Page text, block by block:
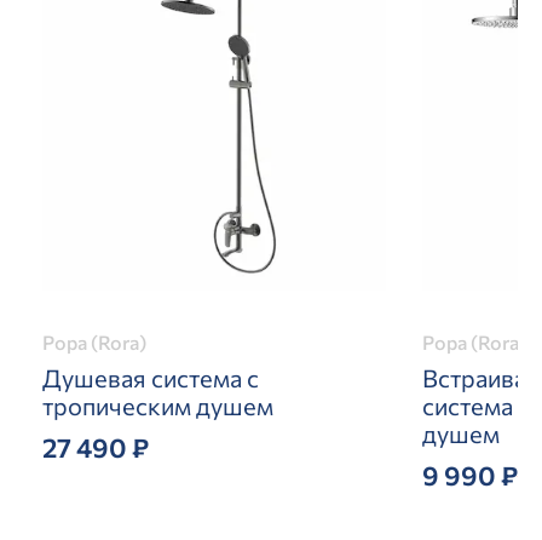
Рора (Rora)
Душевая система с
тропическим душем
27 490 ₽
Рора (Rora)
система с
душем
9 990 ₽19